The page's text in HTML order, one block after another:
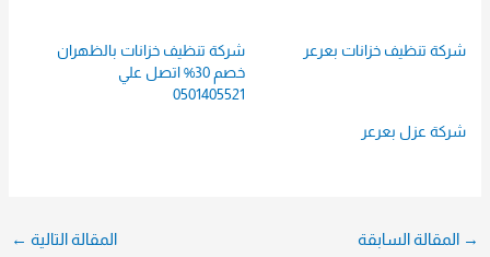
شركة تنظيف خزانات بعرعر
شركة تنظيف خزانات بالظهران
خصم 30% اتصل علي
0501405521
شركة عزل بعرعر
→ المقالة السابقة المقالة التالية ←